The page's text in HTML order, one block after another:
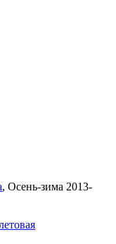
, Осень-зима 2013-